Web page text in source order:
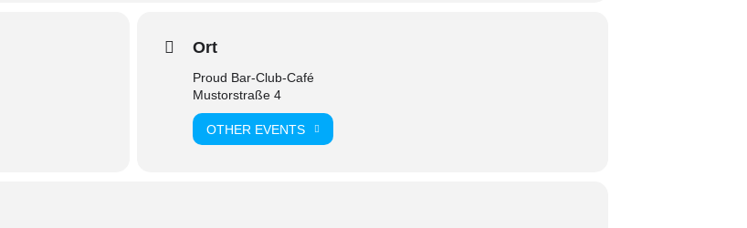
Ort
Proud Bar-Club-Café
Mustorstraße 4
OTHER EVENTS